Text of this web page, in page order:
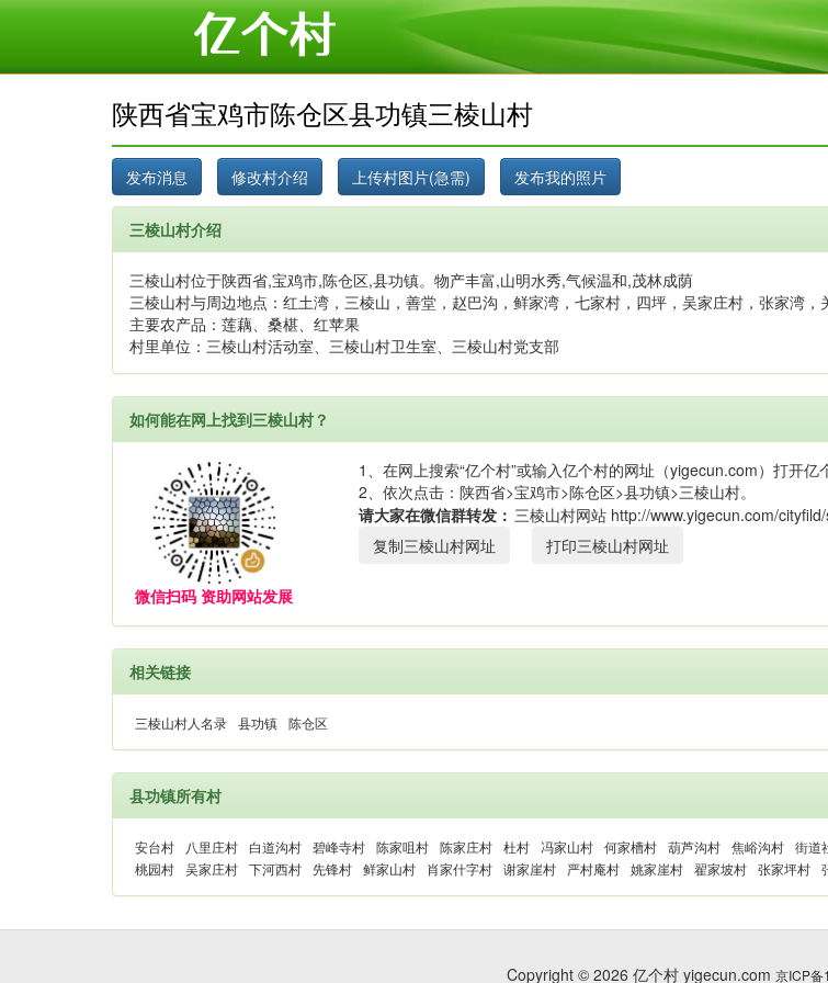
陕西省宝鸡市陈仓区县功镇三棱山村
三棱山村介绍
三棱山村位于陕西省,宝鸡市,陈仓区,县功镇。物产丰富,山明水秀,气候温和,茂林成荫
三棱山村与周边地点：红土湾，三棱山，善堂，赵巴沟，鲜家湾，七家村，四坪，吴家庄村，张家湾，
主要农产品：莲藕、桑椹、红苹果
村里单位：三棱山村活动室、三棱山村卫生室、三棱山村党支部
如何能在网上找到三棱山村？
微信扫码 资助网站发展
1、在网上搜索“亿个村”或输入亿个村的网址（yigecun.com）打开亿
2、依次点击：陕西省>宝鸡市>陈仓区>县功镇>三棱山村。
请大家在微信群转发：
复制三棱山村网址
打印三棱山村网址
相关链接
三棱山村人名录 县功镇 陈仓区
县功镇所有村
安台村 八里庄村 白道沟村 碧峰寺村 陈家咀村 陈家庄村 杜村 冯家山村 何家槽村 葫芦沟村 焦峪沟村 街道
桃园村 吴家庄村 下河西村 先锋村 鲜家山村 肖家什字村 谢家崖村 严村庵村 姚家崖村 翟家坡村 张家坪村
Copyright © 2026 亿个村 yigecun.com 京ICP